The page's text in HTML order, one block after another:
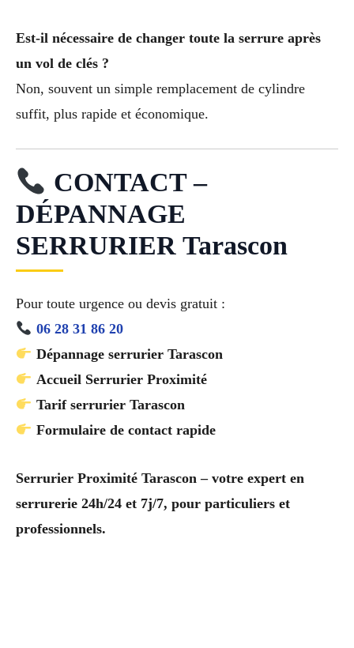
Est-il nécessaire de changer toute la serrure après
un vol de clés ?
Non, souvent un simple remplacement de cylindre
suffit, plus rapide et économique.
CONTACT –
DÉPANNAGE
SERRURIER Tarascon
Pour toute urgence ou devis gratuit :
06 28 31 86 20
Dépannage serrurier Tarascon
Accueil Serrurier Proximité
Tarif serrurier Tarascon
Formulaire de contact rapide
Serrurier Proximité Tarascon – votre expert en
serrurerie 24h/24 et 7j/7, pour particuliers et
professionnels.